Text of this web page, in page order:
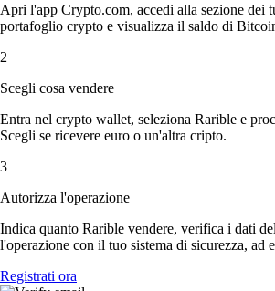
Apri l'app Crypto.com, accedi alla sezione dei
portafoglio crypto e visualizza il saldo di
2
Scegli cosa vendere
Entra nel crypto wallet, seleziona Rarible e
Scegli se ricevere euro o un'altra cripto.
3
Autorizza l'operazione
Indica quanto Rarible vendere, verifica i dati
l'operazione con il tuo sistema di sicurezza, ad
Registrati ora